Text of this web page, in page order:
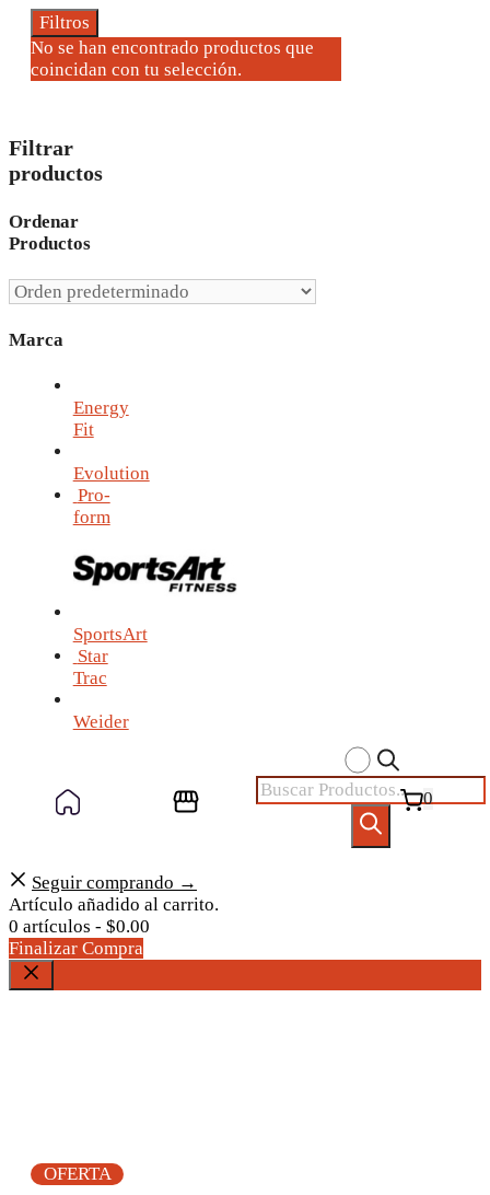
Filtros
No se han encontrado productos que
coincidan con tu selección.
Filtrar
productos
Ordenar
Productos
Marca
Energy
Fit
Evolution
Pro-
form
SportsArt
Star
Trac
Weider
Búsqueda de productos
0
Seguir comprando →
Artículo añadido al carrito.
0 artículos - $0.00
Finalizar Compra
Cerrar
OFERTA